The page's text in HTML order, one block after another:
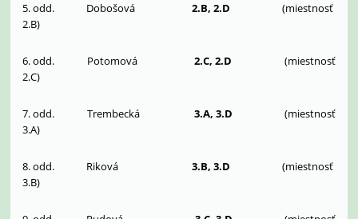
5. odd. Dobošová2.B, 2.D (miestnosť
2.B)
6. odd. Potomová2.C, 2.D (miestnosť
2.C)
7. odd. Trembecká 3.A, 3.D (miestnosť
3.A)
8. odd. Riková3.B, 3.D
(miestnosť
3.B)